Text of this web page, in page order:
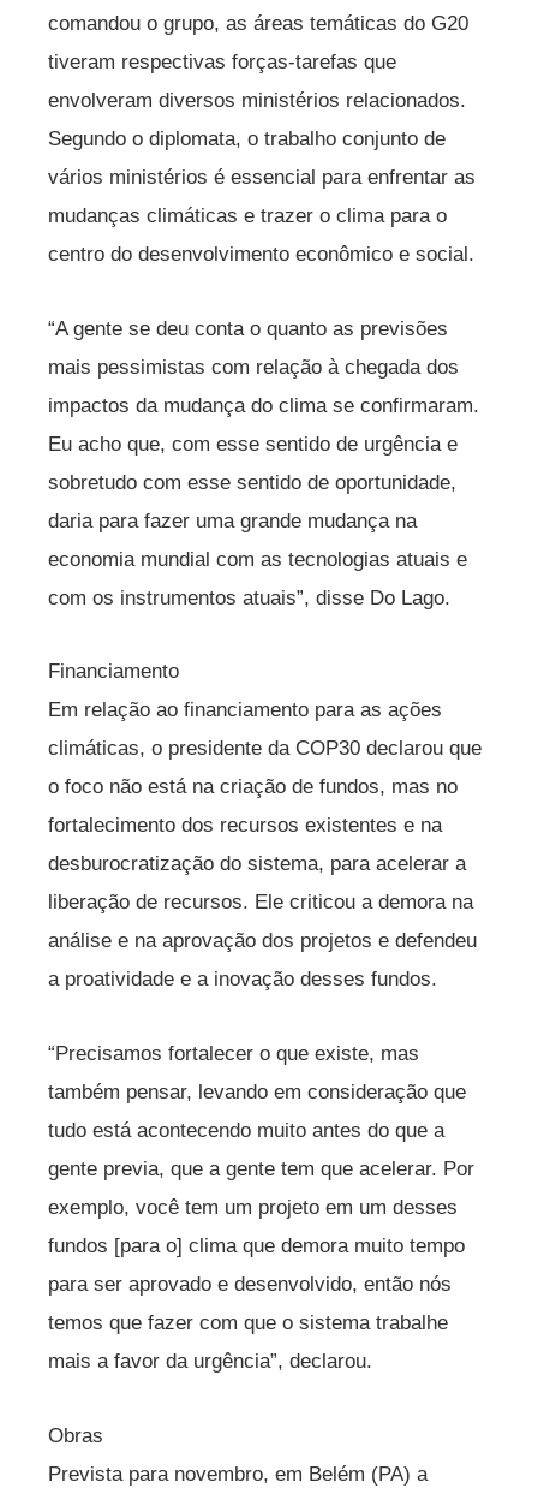
comandou o grupo, as áreas temáticas do G20
tiveram respectivas forças-tarefas que
envolveram diversos ministérios relacionados.
Segundo o diplomata, o trabalho conjunto de
vários ministérios é essencial para enfrentar as
mudanças climáticas e trazer o clima para o
centro do desenvolvimento econômico e social.
“A gente se deu conta o quanto as previsões
mais pessimistas com relação à chegada dos
impactos da mudança do clima se confirmaram.
Eu acho que, com esse sentido de urgência e
sobretudo com esse sentido de oportunidade,
daria para fazer uma grande mudança na
economia mundial com as tecnologias atuais e
com os instrumentos atuais”, disse Do Lago.
Financiamento
Em relação ao financiamento para as ações
climáticas, o presidente da COP30 declarou que
o foco não está na criação de fundos, mas no
fortalecimento dos recursos existentes e na
desburocratização do sistema, para acelerar a
liberação de recursos. Ele criticou a demora na
análise e na aprovação dos projetos e defendeu
a proatividade e a inovação desses fundos.
“Precisamos fortalecer o que existe, mas
também pensar, levando em consideração que
tudo está acontecendo muito antes do que a
gente previa, que a gente tem que acelerar. Por
exemplo, você tem um projeto em um desses
fundos [para o] clima que demora muito tempo
para ser aprovado e desenvolvido, então nós
temos que fazer com que o sistema trabalhe
mais a favor da urgência”, declarou.
Obras
Prevista para novembro, em Belém (PA) a